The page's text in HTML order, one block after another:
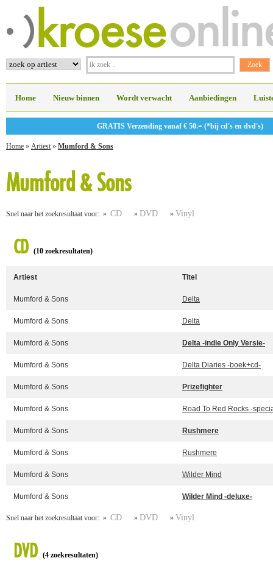
Home Nieuw binnen Wordt verwacht Aanbiedingen
GRATIS Verzending vanaf € 50.= (*bij cd's en dvd's)
Home » Artiest » Mumford & Sons
Mumford & Sons
Snel naar het zoekresultaat voor: » CD » DVD » Vinyl
CD (10 zoekresultaten)
Artiest Titel
Mumford & Sons Delta
Mumford & Sons Delta
Mumford & Sons Delta -indie Only Versie-
Mumford & Sons Delta Diaries -boek+cd-
Mumford & Sons Prizefighter
Mumford & Sons Road To Red Rocks -
Mumford & Sons Rushmere
Mumford & Sons Rushmere
Mumford & Sons Wilder Mind
Mumford & Sons Wilder Mind -deluxe-
Snel naar het zoekresultaat voor: » CD » DVD » Vinyl
DVD (4 zoekresultaten)